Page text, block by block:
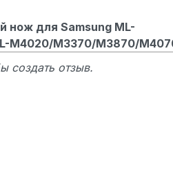
для Samsung ML-
M4020/M3370/M3870/
создать отзыв.